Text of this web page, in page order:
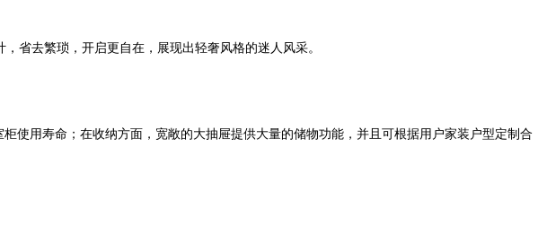
省去繁琐，开启更自在，展现出轻奢风格的迷人风采。
使用寿命； 在收纳方面， 宽敞的大抽屉提供大量的储物功能 ，并且可根据用户家装户型定制合